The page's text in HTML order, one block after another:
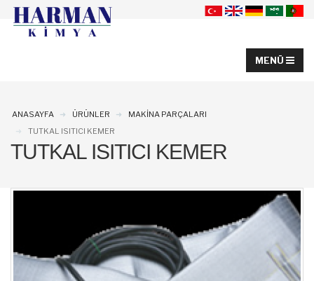
ANASAYFA ÜRÜNLER
MAKINA PARÇALARI
TUTKAL ISITICI KEMER
TUTKAL ISITICI KEMER